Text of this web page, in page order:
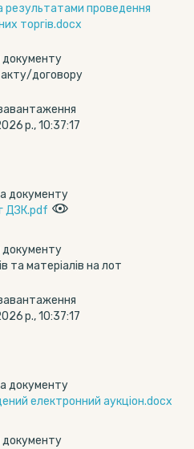
результатами проведення
торгів.docx
документу
договору
р., 10:37:17
документу
ДЗК.pdf
документу
та матеріалів на лот
р., 10:37:17
документу
електронний аукціон.docx
документу